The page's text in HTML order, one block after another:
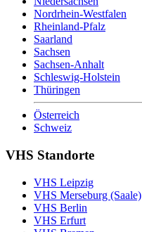
Nordrhein-Westfalen
Rheinland-Pfalz
Saarland
Sachsen
Sachsen-Anhalt
Schleswig-Holstein
Thüringen
Österreich
Schweiz
VHS Standorte
VHS Leipzig
VHS Merseburg (Saale)
VHS Berlin
VHS Erfurt